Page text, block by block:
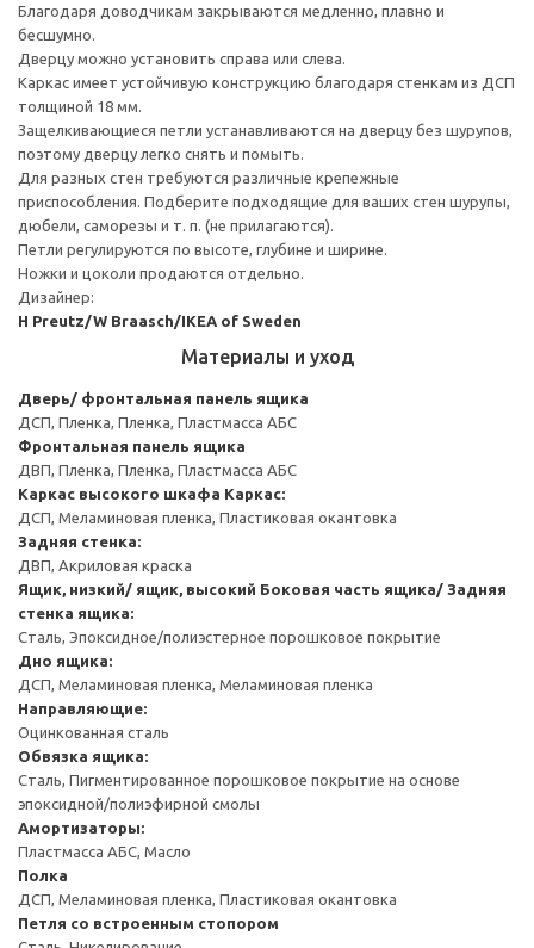
Благодаря доводчикам закрываются медленно, плавно и
бесшумно.
Дверцу можно установить справа или слева.
Каркас имеет устойчивую конструкцию благодаря стенкам из ДСП
толщиной 18 мм.
Защелкивающиеся петли устанавливаются на дверцу без шурупов,
поэтому дверцу легко снять и помыть.
Для разных стен требуются различные крепежные
приспособления. Подберите подходящие для ваших стен шурупы,
дюбели, саморезы и т. п. (не прилагаются).
Петли регулируются по высоте, глубине и ширине.
Ножки и цоколи продаются отдельно.
Дизайнер:
H Preutz/W Braasch/IKEA of Sweden
Материалы и уход
Дверь/ фронтальная панель ящика
ДСП, Пленка, Пленка, Пластмасса АБС
Фронтальная панель ящика
ДВП, Пленка, Пленка, Пластмасса АБС
Каркас высокого шкафа Каркас:
ДСП, Меламиновая пленка, Пластиковая окантовка
Задняя стенка:
ДВП, Акриловая краска
Ящик, низкий/ ящик, высокий Боковая часть ящика/ Задняя
стенка ящика:
Сталь, Эпоксидное/полиэстерное порошковое покрытие
Дно ящика:
ДСП, Меламиновая пленка, Меламиновая пленка
Направляющие:
Оцинкованная сталь
Обвязка ящика:
Сталь, Пигментированное порошковое покрытие на основе
эпоксидной/полиэфирной смолы
Амортизаторы:
Пластмасса АБС, Масло
Полка
ДСП, Меламиновая пленка, Пластиковая окантовка
Петля со встроенным стопором